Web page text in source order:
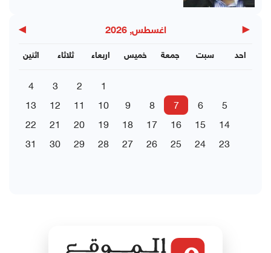
◀ اغسطس, 2026 ▶
اثنين ثلاثاء اربعاء خميس جمعة سبت احد
1
2
3
4
5
6
7
8
9
10
11
12
13
14
15
16
17
18
19
20
21
22
23
24
25
26
27
28
29
30
31